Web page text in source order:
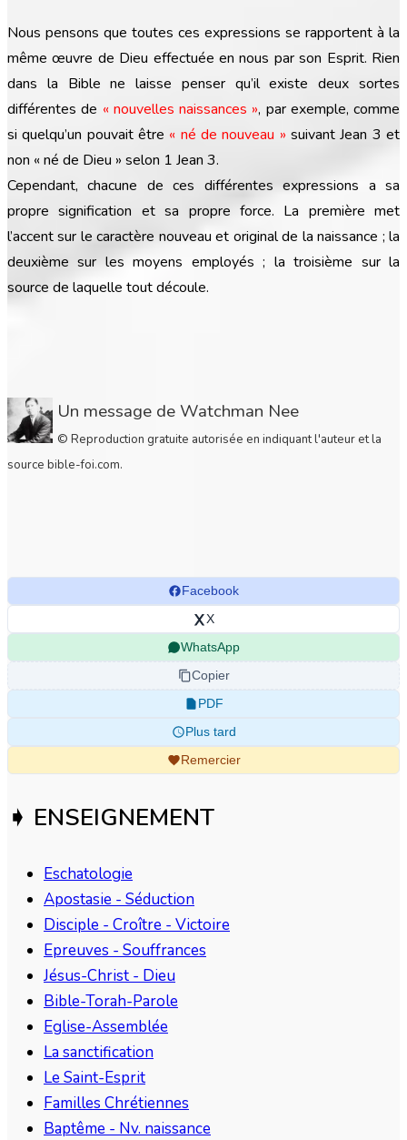
Nous pensons que toutes ces expressions se rapportent à la
même œuvre de Dieu effectuée en nous par son Esprit. Rien
dans la Bible ne laisse penser qu’il existe deux sortes
différentes de « nouvelles naissances », par exemple, comme
si quelqu’un pouvait être « né de nouveau » suivant Jean 3 et
non « né de Dieu » selon 1 Jean 3.
Cependant, chacune de ces différentes expressions a sa
propre signification et sa propre force. La première met
l’accent sur le caractère nouveau et original de la naissance ; la
deuxième sur les moyens employés ; la troisième sur la
source de laquelle tout découle.
Un message de Watchman Nee
© Reproduction gratuite autorisée en indiquant l'auteur et la
source bible-foi.com.
Facebook
X
WhatsApp
Copier
PDF
Plus tard
Remercier
➧ ENSEIGNEMENT
Eschatologie
Apostasie - Séduction
Disciple - Croître - Victoire
Epreuves - Souffrances
Jésus-Christ - Dieu
Bible-Torah-Parole
Eglise-Assemblée
La sanctification
Le Saint-Esprit
Familles Chrétiennes
Baptême - Nv. naissance